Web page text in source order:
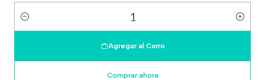
Cantidad
Agregar al Carro
Comprar ahora